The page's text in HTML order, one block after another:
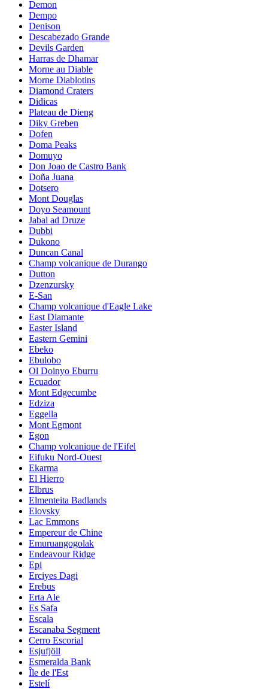
Demon
Dempo
Denison
Descabezado Grande
Devils Garden
Harras de Dhamar
Morne au Diable
Morne Diablotins
Diamond Craters
Didicas
Plateau de Dieng
Diky Greben
Dofen
Doma Peaks
Domuyo
Don Joao de Castro Bank
Doña Juana
Dotsero
Mont Douglas
Doyo Seamount
Jabal ad Druze
Dubbi
Dukono
Duncan Canal
Champ volcanique de Durango
Dutton
Dzenzursky
E-San
Champ volcanique d'Eagle Lake
East Diamante
Easter Island
Eastern Gemini
Ebeko
Ebulobo
Ol Doinyo Eburru
Ecuador
Mont Edgecumbe
Edziza
Eggella
Mont Egmont
Egon
Champ volcanique de l'Eifel
Eifuku Nord-Ouest
Ekarma
El Hierro
Elbrus
Elmenteita Badlands
Elovsky
Lac Emmons
Empereur de Chine
Emuruangogolak
Endeavour Ridge
Epi
Erciyes Dagi
Erebus
Erta Ale
Es Safa
Escala
Escanaba Segment
Cerro Escorial
Esjufjöll
Esmeralda Bank
Île de l'Est
Estelí